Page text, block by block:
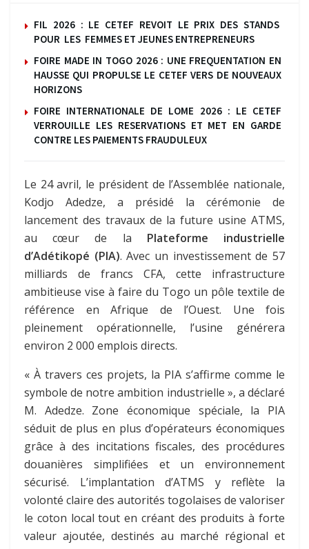
FIL 2026 : LE CETEF REVOIT LE PRIX DES STANDS
POUR LES FEMMES ET JEUNES ENTREPRENEURS
FOIRE MADE IN TOGO 2026 : UNE FREQUENTATION EN
HAUSSE QUI PROPULSE LE CETEF VERS DE NOUVEAUX
HORIZONS
FOIRE INTERNATIONALE DE LOME 2026 : LE CETEF
VERROUILLE LES RESERVATIONS ET MET EN GARDE
CONTRE LES PAIEMENTS FRAUDULEUX
Le 24 avril, le président de l’Assemblée nationale,
Kodjo Adedze, a présidé la cérémonie de
lancement des travaux de la future usine ATMS,
au cœur de la Plateforme industrielle
d’Adétikopé (PIA). Avec un investissement de 57
milliards de francs CFA, cette infrastructure
ambitieuse vise à faire du Togo un pôle textile de
référence en Afrique de l’Ouest. Une fois
pleinement opérationnelle, l’usine générera
environ 2 000 emplois directs.
« À travers ces projets, la PIA s’affirme comme le
symbole de notre ambition industrielle », a déclaré
M. Adedze. Zone économique spéciale, la PIA
séduit de plus en plus d’opérateurs économiques
grâce à des incitations fiscales, des procédures
douanières simplifiées et un environnement
sécurisé. L’implantation d’ATMS y reflète la
volonté claire des autorités togolaises de valoriser
le coton local tout en créant des produits à forte
valeur ajoutée, destinés au marché régional et